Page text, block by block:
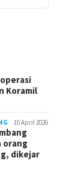
Koramil
10 April 2026
orang
dikejar